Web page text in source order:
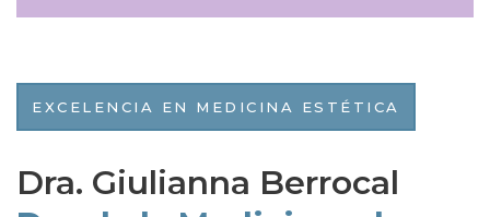
EXCELENCIA EN MEDICINA ESTÉTICA
Dra. Giulianna Berrocal